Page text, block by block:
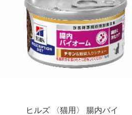
ヒルズ 〈猫用〉 腸内バイ